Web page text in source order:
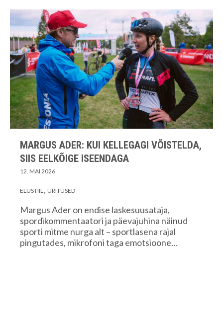
MARGUS ADER: KUI KELLEGAGI VÕISTELDA,
SIIS EELKÕIGE ISEENDAGA
12. MAI 2026
ELUSTIIL ÜRITUSED
Margus Ader on endise laskesuusataja,
spordikommentaatori ja päevajuhina näinud
sporti mitme nurga alt – sportlasena rajal
pingutades, mikrofoni taga emotsioone…